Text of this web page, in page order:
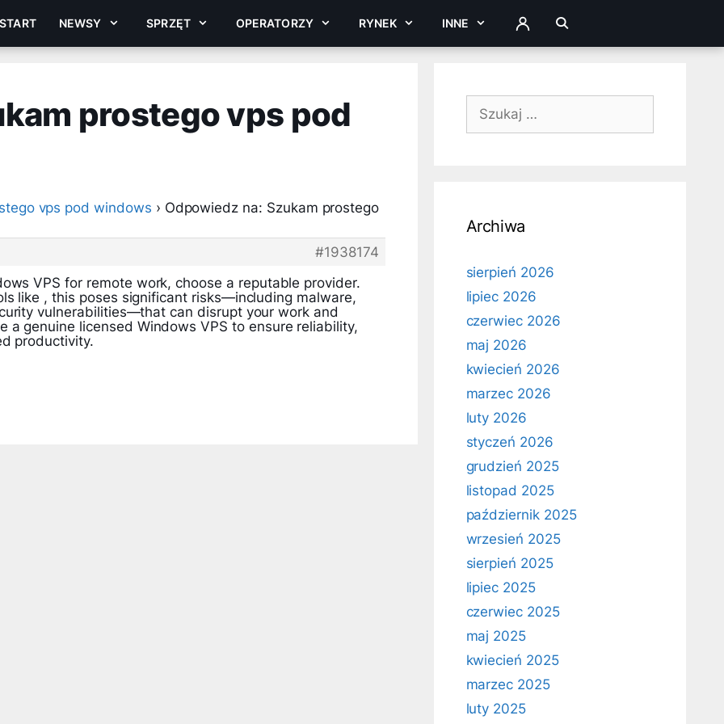
START NEWSY SPRZĘT OPERATORZY RYNEK INNE ZALOGUJ
prostego vps pod
vps pod windows › Odpowiedz na: Szukam prostego
#1938174
VPS for remote work, choose a reputable provider.
like , this poses significant risks—including malware,
vulnerabilities—that can disrupt your work and
a genuine licensed Windows VPS to ensure reliability,
productivity.
Szukaj:
Archiwa
sierpień 2026
lipiec 2026
czerwiec 2026
maj 2026
kwiecień 2026
marzec 2026
luty 2026
styczeń 2026
grudzień 2025
listopad 2025
październik 2025
wrzesień 2025
sierpień 2025
lipiec 2025
czerwiec 2025
maj 2025
kwiecień 2025
marzec 2025
luty 2025